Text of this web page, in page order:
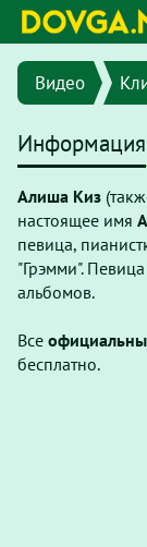
Видео
Информация
Алиша Киз
настоящее имя
певица,
"Грэмми".
альбомов.
Все
бесплатно.